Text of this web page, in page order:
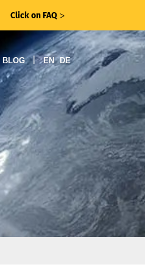
Click on FAQ ᐳ
BLOG | EN DE